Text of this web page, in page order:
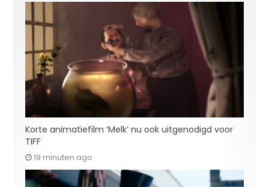
Korte animatiefilm ‘Melk’ nu ook uitgenodigd voor
TIFF
19 minuten ago